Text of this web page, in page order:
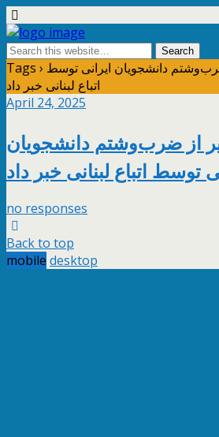
Tags › خبرنامه امیرکبیر از ضرب‌و‌شتم دانشجویان ایرانی توسط
اتباع لبنانی خبر داد
April 24, 2025
از ضرب‌و‌شتم دانشجویان
توسط اتباع لبنانی خبر داد
no responses
Back to top
mobile desktop